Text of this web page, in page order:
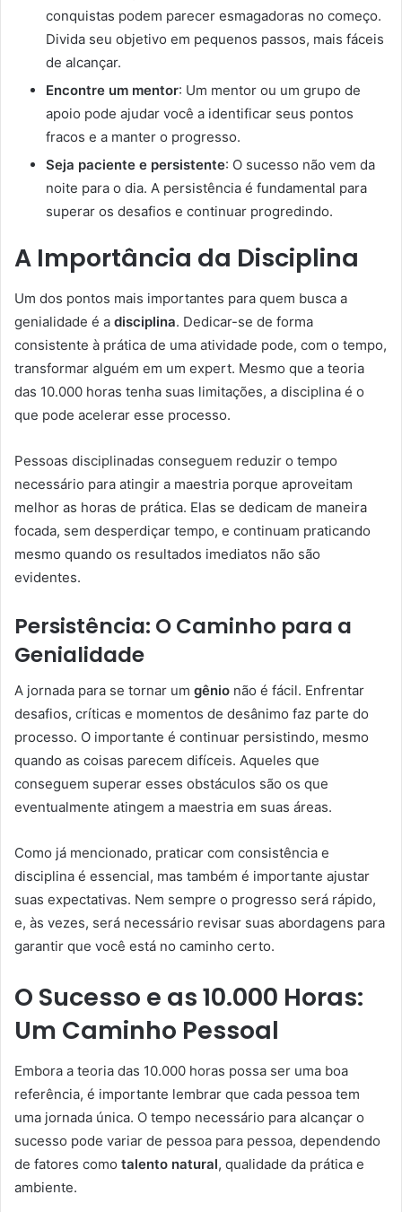
conquistas podem parecer esmagadoras no começo.
Divida seu objetivo em pequenos passos, mais fáceis
de alcançar.
Encontre um mentor: Um mentor ou um grupo de
apoio pode ajudar você a identificar seus pontos
fracos e a manter o progresso.
Seja paciente e persistente: O sucesso não vem da
noite para o dia. A persistência é fundamental para
superar os desafios e continuar progredindo.
A Importância da Disciplina
Um dos pontos mais importantes para quem busca a
genialidade é a disciplina. Dedicar-se de forma
consistente à prática de uma atividade pode, com o tempo,
transformar alguém em um expert. Mesmo que a teoria
das 10.000 horas tenha suas limitações, a disciplina é o
que pode acelerar esse processo.
Pessoas disciplinadas conseguem reduzir o tempo
necessário para atingir a maestria porque aproveitam
melhor as horas de prática. Elas se dedicam de maneira
focada, sem desperdiçar tempo, e continuam praticando
mesmo quando os resultados imediatos não são
evidentes.
Persistência: O Caminho para a
Genialidade
A jornada para se tornar um gênio não é fácil. Enfrentar
desafios, críticas e momentos de desânimo faz parte do
processo. O importante é continuar persistindo, mesmo
quando as coisas parecem difíceis. Aqueles que
conseguem superar esses obstáculos são os que
eventualmente atingem a maestria em suas áreas.
Como já mencionado, praticar com consistência e
disciplina é essencial, mas também é importante ajustar
suas expectativas. Nem sempre o progresso será rápido,
e, às vezes, será necessário revisar suas abordagens para
garantir que você está no caminho certo.
O Sucesso e as 10.000 Horas:
Um Caminho Pessoal
Embora a teoria das 10.000 horas possa ser uma boa
referência, é importante lembrar que cada pessoa tem
uma jornada única. O tempo necessário para alcançar o
sucesso pode variar de pessoa para pessoa, dependendo
de fatores como talento natural, qualidade da prática e
ambiente.